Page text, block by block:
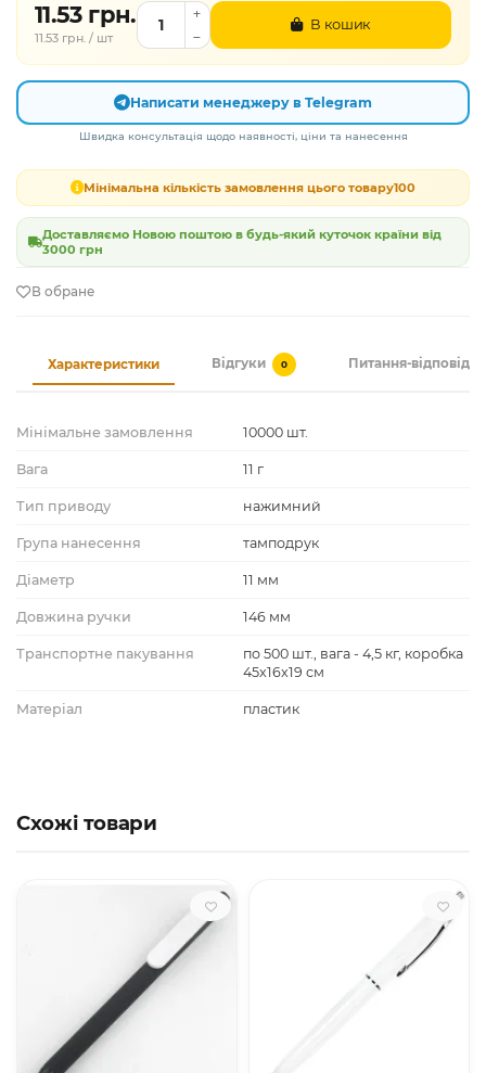
11.53 грн.
11.53 грн. / шт
В кошик
Написати менеджеру в Telegram
Швидка консультація щодо наявності, ціни та нанесення
Мінімальна кількість замовлення цього товару100
Доставляємо Новою поштою в будь-який куточок країни від
3000 грн
В обране
Характеристики Відгуки 0 Питання-відповідь
Мінімальне замовлення 10000 шт.
Вага 11 г
Тип приводу нажимний
Група нанесення тамподрук
Діаметр 11 мм
Довжина ручки 146 мм
Транспортне пакування
по 500 шт., вага - 4,5 кг, коробка
45x16x19 см
Матеріал пластик
Схожі товари